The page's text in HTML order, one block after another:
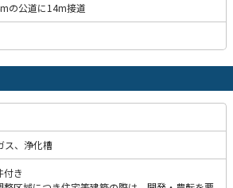
の公道に14m接道
ス、浄化槽
き